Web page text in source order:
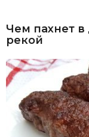
Чем пахнет в
рекой